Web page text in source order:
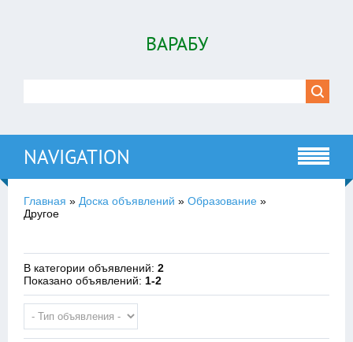
ВАРАБУ
NAVIGATION
Главная » Доска объявлений » Образование »
Другое
В категории объявлений: 2
Показано объявлений: 1-2